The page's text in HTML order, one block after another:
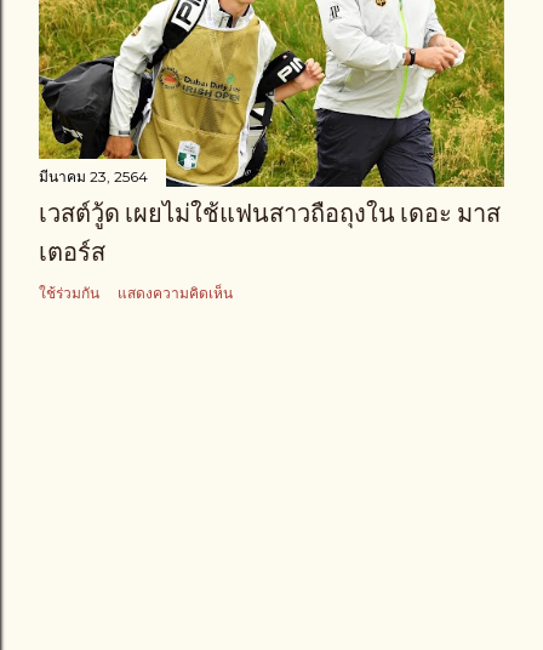
า
ม
มีนาคม 23, 2564
เวสต์วู้ด เผยไม่ใช้แฟนสาวถือถุงใน เดอะ มาส
เตอร์ส
ใช้ร่วมกัน แสดงความคิดเห็น